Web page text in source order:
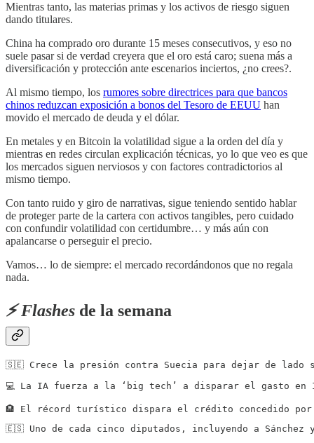
Mientras tanto, las materias primas y los activos de riesgo siguen
dando titulares.
China ha comprado oro durante 15 meses consecutivos, y eso no
suele pasar si de verdad creyera que el oro está caro; suena más a
diversificación y protección ante escenarios inciertos, ¿no crees?.
Al mismo tiempo, los rumores sobre directrices para que bancos
chinos reduzcan exposición a bonos del Tesoro de EEUU han
movido el mercado de deuda y el dólar.
En metales y en Bitcoin la volatilidad sigue a la orden del día y
mientras en redes circulan explicación técnicas, yo lo que veo es que
los mercados siguen nerviosos y con factores contradictorios al
mismo tiempo.
Con tanto ruido y giro de narrativas, sigue teniendo sentido hablar
de proteger parte de la cartera con activos tangibles, pero cuidado
con confundir volatilidad con certidumbre… y más aún con
apalancarse o perseguir el precio.
Vamos… lo de siempre: el mercado recordándonos que no regala
nada.
⚡️ Flashes de la semana
🇸🇪 Crece la presión contra Suecia para dejar de lado
💻 La IA fuerza a la ‘big tech’ a disparar el gasto en
🏨 El récord turístico dispara el crédito concedido por
🇪🇸 Uno de cada cinco diputados, incluyendo a